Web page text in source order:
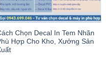
Chọn Decal In Tem Nhãn
Hợp Cho Kho, Xưởng Sản